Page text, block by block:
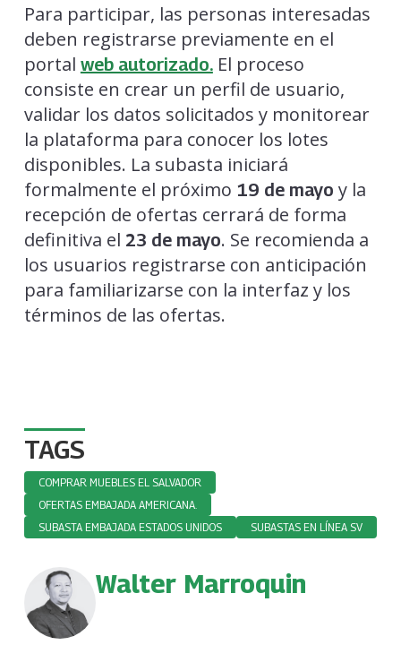
Para participar, las personas interesadas
deben registrarse previamente en el
portal web autorizado.El proceso
consiste en crear un perfil de usuario,
validar los datos solicitados y monitorear
la plataforma para conocer los lotes
disponibles. La subasta iniciará
formalmente el próximo 19 de mayo y la
recepción de ofertas cerrará de forma
definitiva el 23 de mayo. Se recomienda a
los usuarios registrarse con anticipación
para familiarizarse con la interfaz y los
términos de las ofertas.
TAGS
COMPRAR MUEBLES EL SALVADOR
OFERTAS EMBAJADA AMERICANA.
SUBASTA EMBAJADA ESTADOS UNIDOS
SUBASTAS EN LÍNEA SV
Walter Marroquin